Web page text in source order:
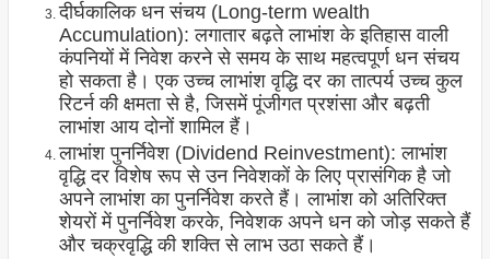
दीर्घकालिक धन संचय (Long-term wealth
Accumulation): लगातार बढ़ते लाभांश के इतिहास वाली
कंपनियों में निवेश करने से समय के साथ महत्वपूर्ण धन संचय
हो सकता है। एक उच्च लाभांश वृद्धि दर का तात्पर्य उच्च कुल
रिटर्न की क्षमता से है, जिसमें पूंजीगत प्रशंसा और बढ़ती
लाभांश आय दोनों शामिल हैं।
लाभांश पुनर्निवेश (Dividend Reinvestment): लाभांश
वृद्धि दर विशेष रूप से उन निवेशकों के लिए प्रासंगिक है जो
अपने लाभांश का पुनर्निवेश करते हैं। लाभांश को अतिरिक्त
शेयरों में पुनर्निवेश करके, निवेशक अपने धन को जोड़ सकते हैं
और चक्रवृद्धि की शक्ति से लाभ उठा सकते हैं।